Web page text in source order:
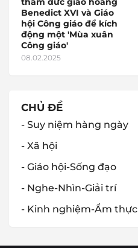
Benedict XVI và Giáo
hội Công giáo để kích
động một 'Mùa xuân
Công giáo'
08.02.2025
CHỦ ĐỀ
- Suy niệm hàng ngày
- Xã hội
- Giáo hội-Sống đạo
- Nghe-Nhìn-Giải trí
- Kinh nghiệm-Ẩm thực